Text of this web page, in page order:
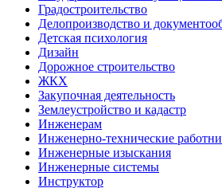
Градостроительство
Делопроизводство и
Детская психология
Дизайн
Дорожное строительство
ЖКХ
Закупочная деятельность
Землеустройство и кадастр
Инженерам
Инженерно-технические
Инженерные изыскания
Инженерные системы
Инструктор